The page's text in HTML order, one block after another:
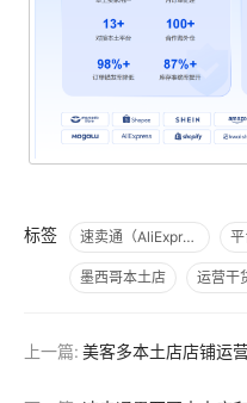
标签 速卖通（AliExpress）
墨西哥本土店 运营干
上一篇: 美客多本土店店铺运